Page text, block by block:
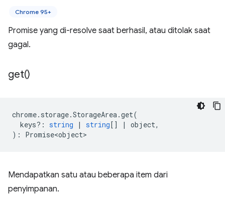
Chrome 95+
Promise yang di-resolve saat berhasil, atau ditolak saat
gagal.
get()
chrome. storage.StorageArea.get(
keys? : string | string[] | object,
) : Promise<object>
Mendapatkan satu atau beberapa item dari
penyimpanan.